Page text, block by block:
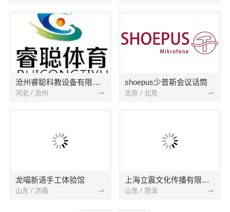
沧州睿聪科教设备有限公司
河北 / 沧州
shoepus少普斯会议话筒
北京 / 北京
龙喵新语手工体验馆
山东 / 济南
上海立震文化传播有限公司
山东 / 菏泽